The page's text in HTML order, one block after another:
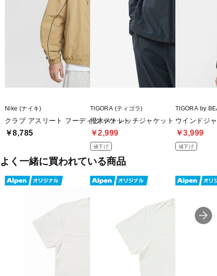
■生産国：ベトナム
■2025 Fall＆Winter モデル
■メーカー型番：ST5FWB31M
Nike (ナイキ)
クラブ アスリート フーディ ジャケット
￥8,785
TIGORA (ティゴラ)
撥水ストレッチジャケット
￥2,999
値下げ
TIGORA by
ウインドジ
￥3,999
値下げ
よく一緒に買われている商品